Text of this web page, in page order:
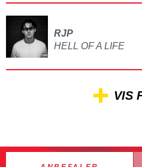
RJP
HELL OF A LIFE
VIS